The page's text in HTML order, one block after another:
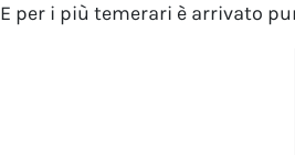
E per i più temerari è arrivato